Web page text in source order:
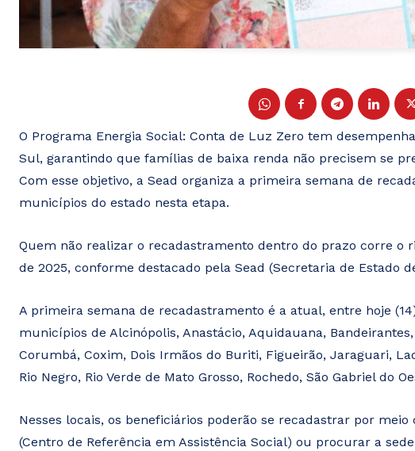
O Programa Energia Social: Conta de Luz Zero tem
Sul, garantindo que famílias de baixa renda não precisem se
Com esse objetivo, a Sead organiza a primeira semana de
municípios do estado nesta etapa.
Quem não realizar o recadastramento dentro do prazo corre o
de 2025, conforme destacado pela Sead (Secretaria de Estado
A primeira semana de recadastramento é a atual, entre hoje
municípios de Alcinópolis, Anastácio, Aquidauana,
Corumbá, Coxim, Dois Irmãos do Buriti, Figueirão, Jaraguari,
Rio Negro, Rio Verde de Mato Grosso, Rochedo, São Gabriel do
Nesses locais, os beneficiários poderão se recadastrar por meio
(Centro de Referência em Assistência Social) ou procurar a